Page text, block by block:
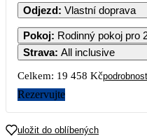
Odjezd: Vlastní doprava
Pokoj: Rodinný pokoj pro
Strava: All inclusive
Celkem: 19 458 Kč
Rezervujte
uložit do oblíbených